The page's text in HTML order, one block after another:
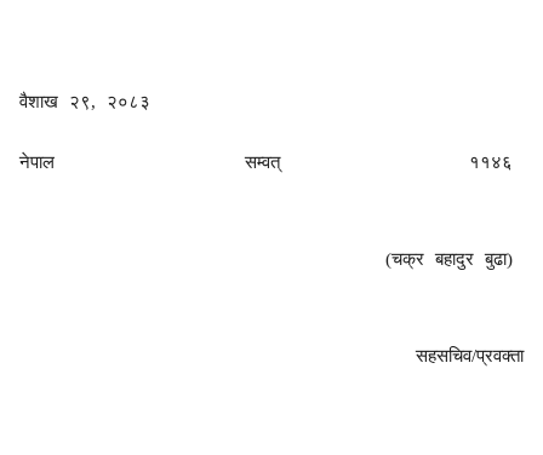
वैशाख २९, २०८३
नेपाल सम्वत् ११४६
(चक्र बहादुर बुढा)
सहसचिव/प्रवक्ता